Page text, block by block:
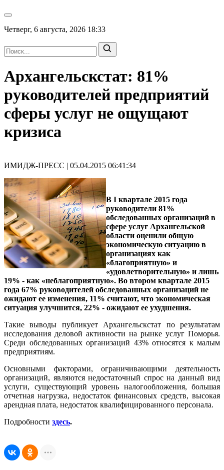
Четверг, 6 августа, 2026 18:33
Архангельскстат: 81%
руководителей предприятий
сферы услуг не ощущают
кризиса
ИМИДЖ-ПРЕСС | 05.04.2015 06:41:34
В I квартале 2015 года
руководители 81%
обследованных организаций в
сфере услуг Архангельской
области оценили общую
экономическую ситуацию в
организациях как
«благоприятную» и
«удовлетворительную» и лишь
19% - как «неблагоприятную». Во втором квартале 2015
года 67% руководителей обследованных организаций не
ожидают ее изменения, 11% считают, что экономическая
ситуация улучшится, 22% - ожидают ее ухудшения.
Такие выводы публикует Архангельскстат по результатам
исследования деловой активности на рынке услуг Поморья.
Среди обследованных организаций 43% относятся к малым
предприятиям.
Основными факторами, ограничивающими деятельность
организаций, являются недостаточный спрос на данный вид
услуги, существующий уровень налогообложения, большая
отчетная нагрузка, недостаток финансовых средств, высокая
арендная плата, недостаток квалифицированного персонала.
Подробности здесь.